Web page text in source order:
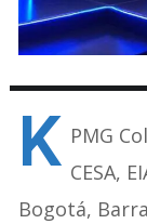
K PMG
CESA,
Bogotá,